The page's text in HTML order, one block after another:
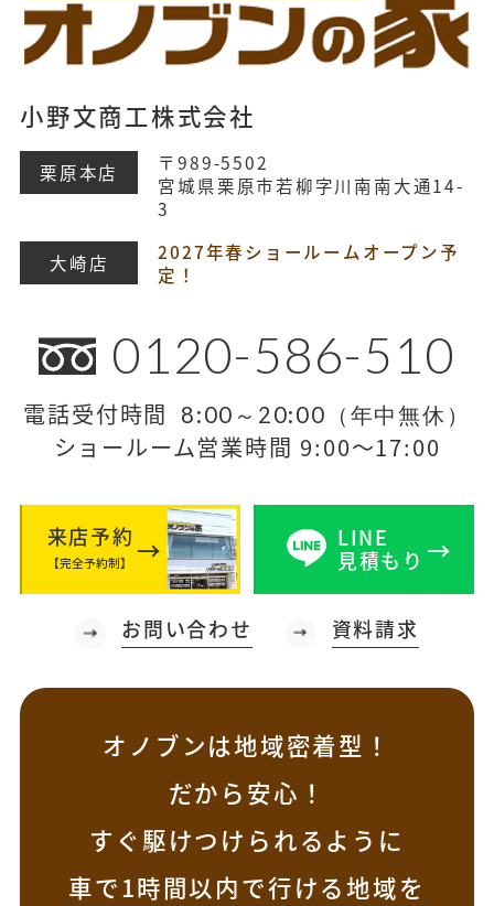
小野文商工株式会社
栗原本店
〒989-5502
宮城県栗原市若柳字川南南大通14-
3
大崎店
2027年春ショールームオープン予
定！
0120-586-510
電話受付時間 8:00～20:00（年中無休）
ショールーム営業時間 9:00～17:00
来店予約
【完全予約制】
LINE
見積もり
お問い合わせ 資料請求
オノブンは地域密着型！
だから安心！
すぐ駆けつけられるように
車で1時間以内で行ける地域を